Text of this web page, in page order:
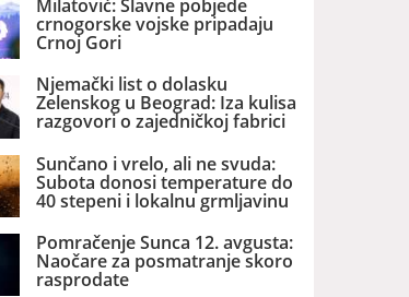
Milatović: Slavne pobjede
crnogorske vojske pripadaju
Crnoj Gori
Njemački list o dolasku
Zelenskog u Beograd: Iza kulisa
razgovori o zajedničkoj fabrici
dronova u Srbiji
Sunčano i vrelo, ali ne svuda:
Subota donosi temperature do
40 stepeni i lokalnu grmljavinu
Pomračenje Sunca 12. avgusta:
Naočare za posmatranje skoro
rasprodate